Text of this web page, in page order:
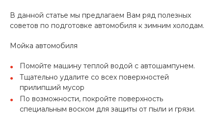
В данной статье мы предлагаем Вам ряд полезных
советов по подготовке автомобиля к зимним холодам.
Мойка автомобиля
Помойте машину теплой водой с автошампунем.
Тщательно удалите со всех поверхностей
прилипший мусор
По возможности, покройте поверхность
специальным воском для защиты от пыли и грязи.